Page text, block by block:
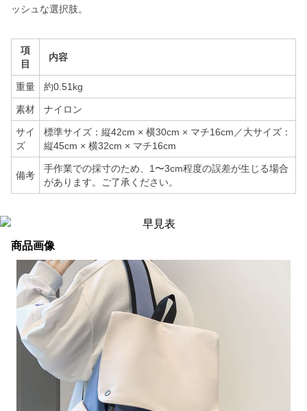
ッシュな選択肢。
項
目
内容
重量 約0.51kg
素材 ナイロン
サイ
ズ
標準サイズ：縦42cm × 横30cm × マチ16cm／大サイズ：
縦45cm × 横32cm × マチ16cm
備考
手作業での採寸のため、1〜3cm程度の誤差が生じる場合
があります。ご了承ください。
商品画像